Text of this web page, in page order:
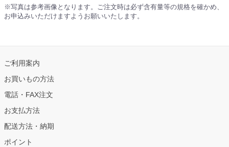
※写真は参考画像となります。ご注文時は必ず含有量等の規格を確かめ、
お申込みいただけますようお願いいたします。
ご利用案内
お買いもの方法
電話・FAX注文
お支払方法
配送方法・納期
ポイント